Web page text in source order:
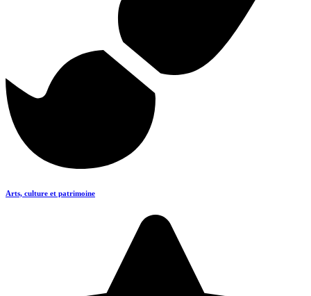
Arts, culture et patrimoine